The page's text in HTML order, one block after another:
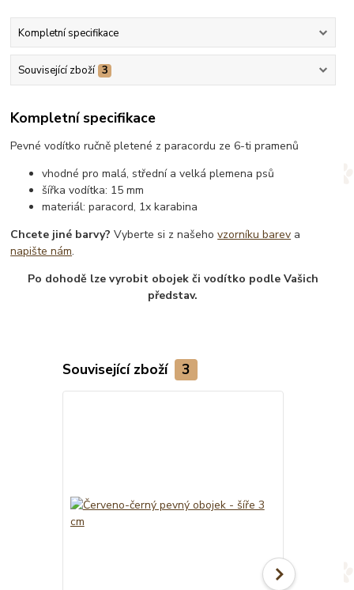
Kompletní specifikace
Související zboží 3
Kompletní specifikace
Pevné vodítko ručně pletené z paracordu ze 6-ti pramenů
vhodné pro malá, střední a velká plemena psů
šířka vodítka: 15 mm
materiál: paracord, 1x karabina
Chcete jiné barvy? Vyberte si z našehovzorníku barev a
napište nám.
Po dohodě lze vyrobit obojek či vodítko podle Vašich
představ.
Související zboží 3